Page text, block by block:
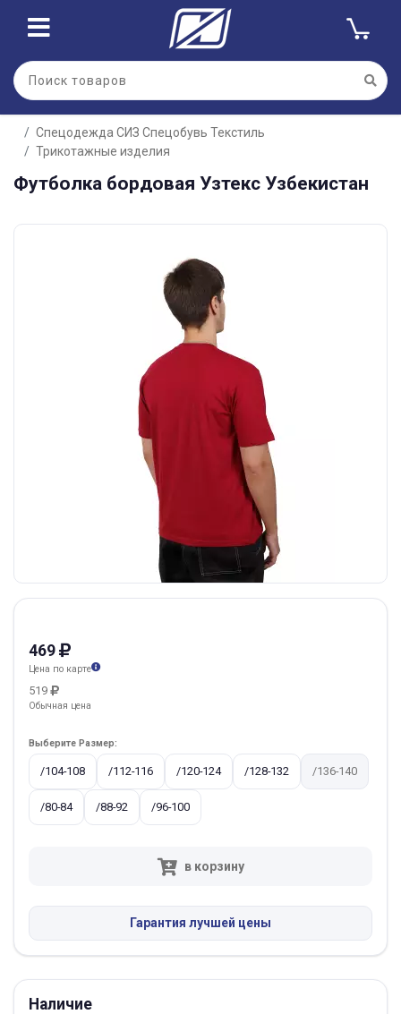
Спецодежда СИЗ Спецобувь Текстиль
Трикотажные изделия
Футболка бордовая Узтекс Узбекистан
469
Цена по карте
519
Обычная цена
Выберите Размер:
/104-108 /112-116 /120-124 /128-132 /136-140
/80-84 /88-92 /96-100
в корзину
Гарантия лучшей цены
Наличие